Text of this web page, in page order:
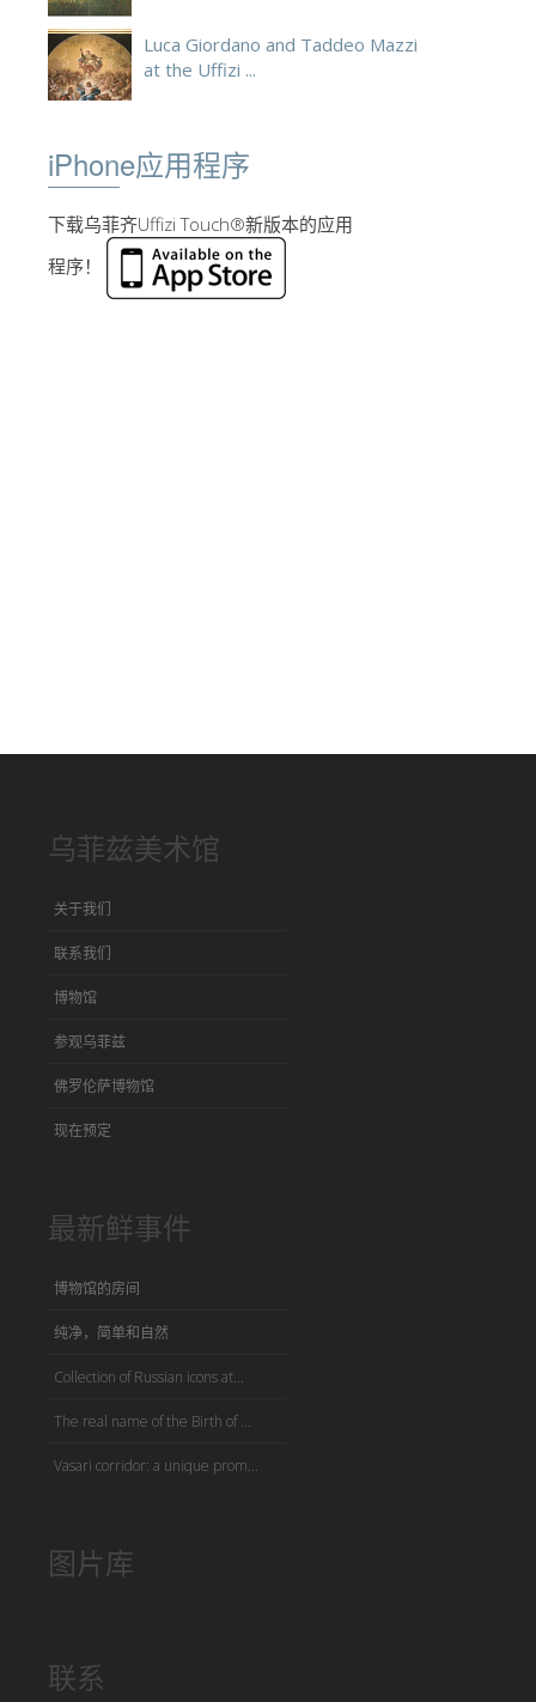
Luca Giordano and Taddeo Mazzi
at the Uffizi ...
iPhone应用程序
下载乌菲齐Uffizi Touch®新版本的应用
程序！
乌菲兹美术馆
关于我们
联系我们
博物馆
参观乌菲兹
佛罗伦萨博物馆
现在预定
最新鲜事件
博物馆的房间
纯净，简单和自然
Collection of Russian icons at...
The real name of the Birth of ...
Vasari corridor: a unique prom...
图片库
联系